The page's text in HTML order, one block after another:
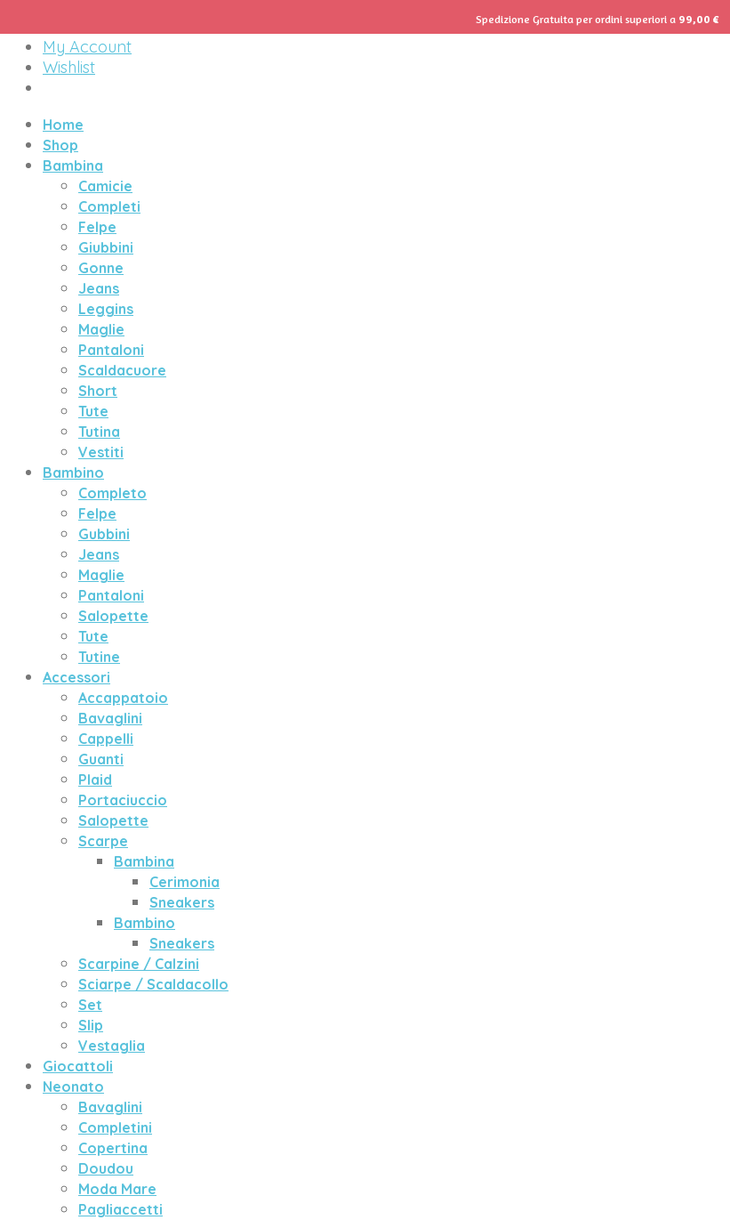
My Account
Wishlist
Home
Shop
Bambina
Camicie
Completi
Felpe
Giubbini
Gonne
Jeans
Leggins
Maglie
Pantaloni
Scaldacuore
Short
Tute
Tutina
Vestiti
Bambino
Completo
Felpe
Gubbini
Jeans
Maglie
Pantaloni
Salopette
Tute
Tutine
Accessori
Accappatoio
Bavaglini
Cappelli
Guanti
Plaid
Portaciuccio
Salopette
Scarpe
Bambina
Cerimonia
Sneakers
Bambino
Sneakers
Scarpine / Calzini
Sciarpe / Scaldacollo
Set
Slip
Vestaglia
Giocattoli
Neonato
Bavaglini
Completini
Copertina
Doudou
Moda Mare
Pagliaccetti
Spedizione Gratuita per ordini superiori a 99,00 €